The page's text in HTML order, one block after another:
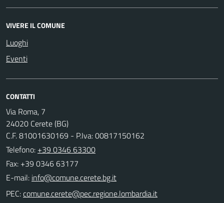
VIVERE IL COMUNE
Luoghi
Eventi
CONTATTI
Via Roma, 7
24020 Cerete (BG)
C.F. 81001630169 - P.Iva: 00817150162
Telefono: +39 0346 63300
Fax: +39 0346 63177
E-mail:
PEC: